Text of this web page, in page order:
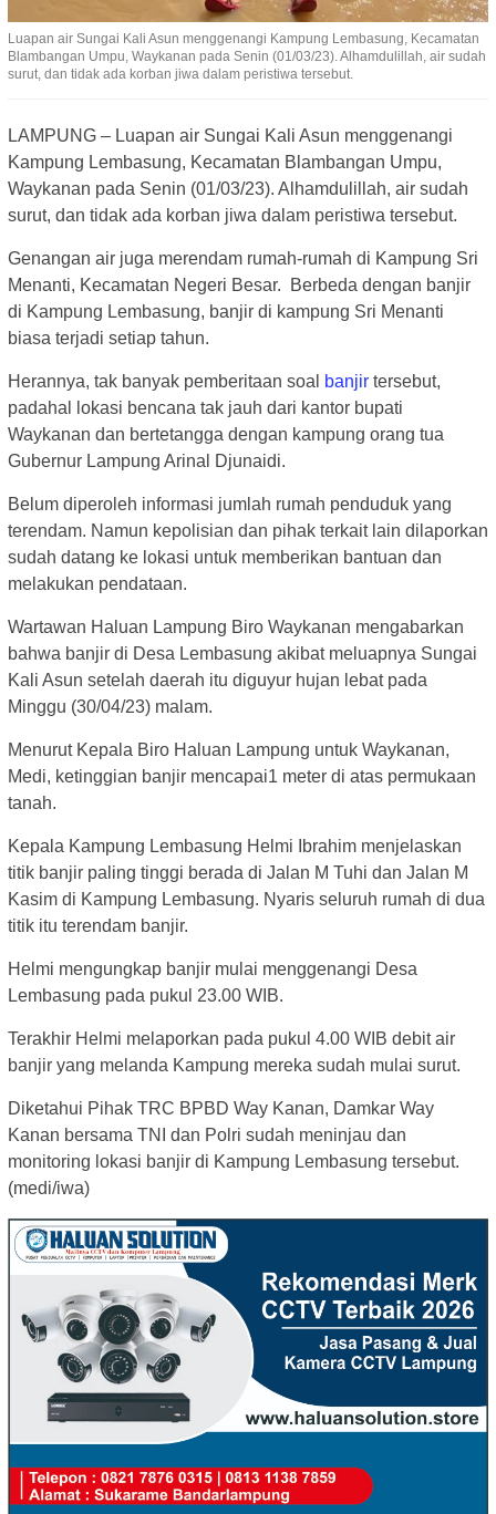
Luapan air Sungai Kali Asun menggenangi Kampung Lembasung, Kecamatan
Blambangan Umpu, Waykanan pada Senin (01/03/23). Alhamdulillah, air sudah
surut, dan tidak ada korban jiwa dalam peristiwa tersebut.
LAMPUNG – Luapan air Sungai Kali Asun menggenangi
Kampung Lembasung, Kecamatan Blambangan Umpu,
Waykanan pada Senin (01/03/23). Alhamdulillah, air sudah
surut, dan tidak ada korban jiwa dalam peristiwa tersebut.
Genangan air juga merendam rumah-rumah di Kampung Sri
Menanti, Kecamatan Negeri Besar. Berbeda dengan banjir
di Kampung Lembasung, banjir di kampung Sri Menanti
biasa terjadi setiap tahun.
Herannya, tak banyak pemberitaan soal banjir tersebut,
padahal lokasi bencana tak jauh dari kantor bupati
Waykanan dan bertetangga dengan kampung orang tua
Gubernur Lampung Arinal Djunaidi.
Belum diperoleh informasi jumlah rumah penduduk yang
terendam. Namun kepolisian dan pihak terkait lain dilaporkan
sudah datang ke lokasi untuk memberikan bantuan dan
melakukan pendataan.
Wartawan Haluan Lampung Biro Waykanan mengabarkan
bahwa banjir di Desa Lembasung akibat meluapnya Sungai
Kali Asun setelah daerah itu diguyur hujan lebat pada
Minggu (30/04/23) malam.
Menurut Kepala Biro Haluan Lampung untuk Waykanan,
Medi, ketinggian banjir mencapai1 meter di atas permukaan
tanah.
Kepala Kampung Lembasung Helmi Ibrahim menjelaskan
titik banjir paling tinggi berada di Jalan M Tuhi dan Jalan M
Kasim di Kampung Lembasung. Nyaris seluruh rumah di dua
titik itu terendam banjir.
Helmi mengungkap banjir mulai menggenangi Desa
Lembasung pada pukul 23.00 WIB.
Terakhir Helmi melaporkan pada pukul 4.00 WIB debit air
banjir yang melanda Kampung mereka sudah mulai surut.
Diketahui Pihak TRC BPBD Way Kanan, Damkar Way
Kanan bersama TNI dan Polri sudah meninjau dan
monitoring lokasi banjir di Kampung Lembasung tersebut.
(medi/iwa)